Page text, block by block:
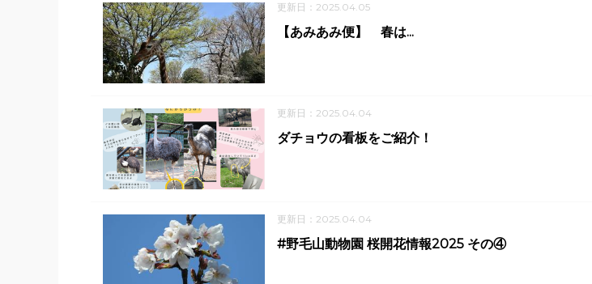
更新日：2025.04.05
【あみあみ便】 春は...
更新日：2025.04.04
ダチョウの看板をご紹介！
更新日：2025.04.04
#野毛山動物園 桜開花情報2025 その④